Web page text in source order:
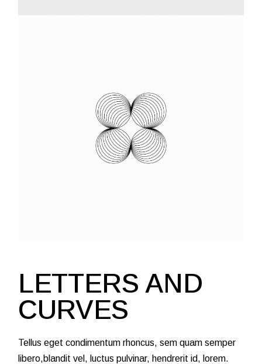
LETTERS AND
CURVES
Tellus eget condimentum rhoncus, sem quam semper
libero,blandit vel, luctus pulvinar, hendrerit id, lorem.